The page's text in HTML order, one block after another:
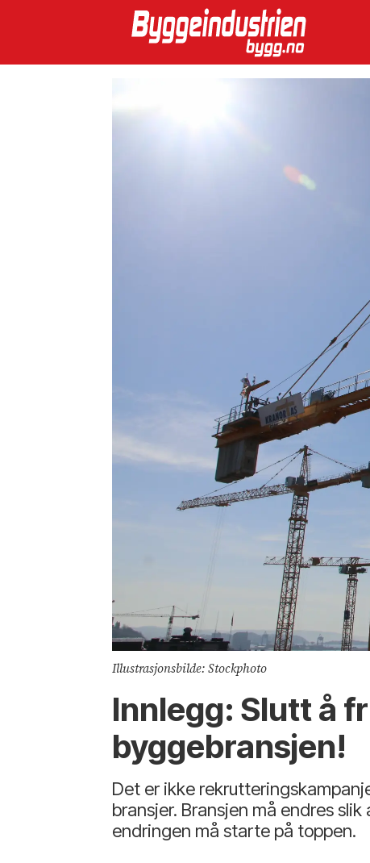
Illustrasjonsbilde: Stockphoto
Innlegg: Slutt å
byggebransjen!
Det er ikke
bransjer. Bransjen må endres
endringen må starte på toppen.